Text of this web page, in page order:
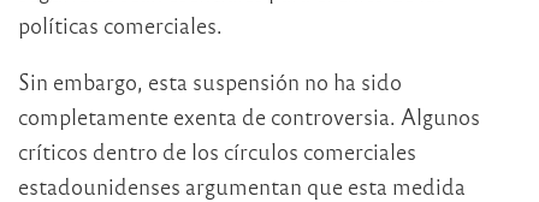
políticas comerciales.
Sin embargo, esta suspensión no ha sido
completamente exenta de controversia. Algunos
críticos dentro de los círculos comerciales
estadounidenses argumentan que esta medida